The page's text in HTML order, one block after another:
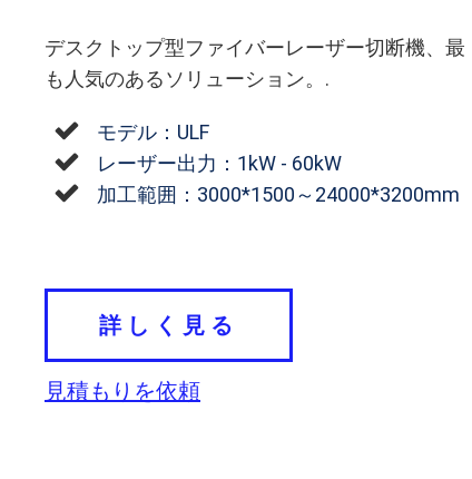
デスクトップ型ファイバーレーザー切断機、最
も人気のあるソリューション。.
モデル：ULF
レーザー出力：1kW - 60kW
加工範囲：3000*1500～24000*3200mm
詳しく見る
見積もりを依頼